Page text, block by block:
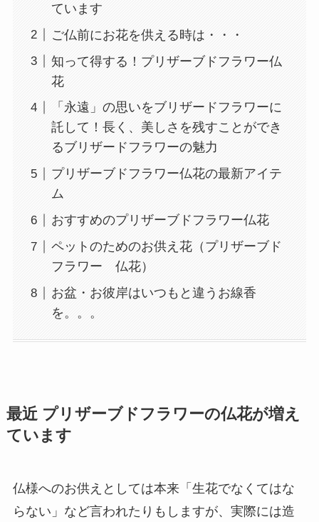
ています
ご仏前にお花を供える時は・・・
知って得する！プリザーブドフラワー仏
花
「永遠」の思いをブリザードフラワーに
託して！長く、美しさを残すことができ
るブリザードフラワーの魅力
プリザーブドフラワー仏花の最新アイテ
ム
おすすめのプリザーブドフラワー仏花
ペットのためのお供え花（プリザーブド
フラワー 仏花）
お盆・お彼岸はいつもと違うお線香
を。。。
最近 プリザーブドフラワーの仏花が増え
ています
仏様へのお供えとしては本来「生花でなくてはな
らない」など言われたりもしますが、実際には造